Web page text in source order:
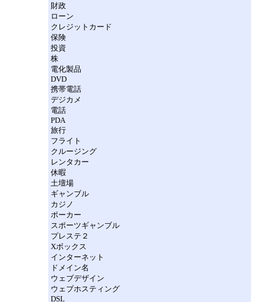
財政
ローン
クレジットカード
保険
投資
株
電化製品
DVD
携帯電話
デジカメ
電話
PDA
旅行
フライト
クルージング
レンタカー
休暇
土壇場
ギャンブル
カジノ
ポーカー
スポーツギャンブル
プレステ２
Xボックス
インターネット
ドメイン名
ウェブデザイン
ウェブホスティング
DSL